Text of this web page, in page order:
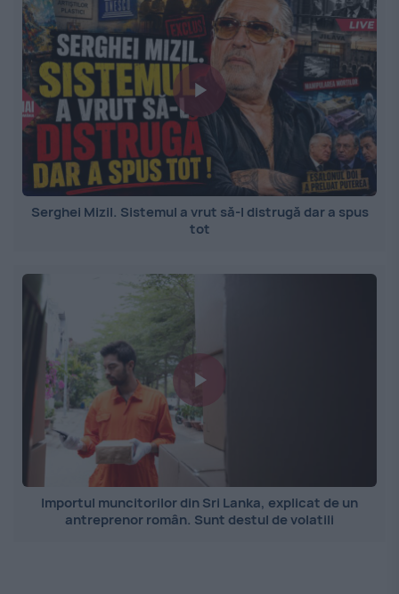
Serghei Mizil. Sistemul a vrut să-l distrugă dar a spus
tot
Importul muncitorilor din Sri Lanka, explicat de un
antreprenor român. Sunt destul de volatili